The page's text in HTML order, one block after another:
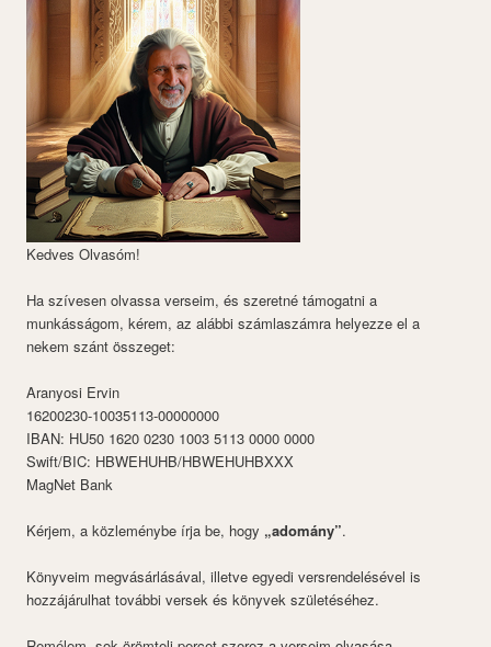
Kedves Olvasóm!
Ha szívesen olvassa verseim, és szeretné támogatni a
munkásságom, kérem, az alábbi számlaszámra helyezze el a
nekem szánt összeget:
Aranyosi Ervin
16200230-10035113-00000000
IBAN: HU50 1620 0230 1003 5113 0000 0000
Swift/BIC: HBWEHUHB/HBWEHUHBXXX
MagNet Bank
Kérjem, a közleménybe írja be, hogy „adomány”.
Könyveim megvásárlásával, illetve egyedi versrendelésével is
hozzájárulhat további versek és könyvek születéséhez.